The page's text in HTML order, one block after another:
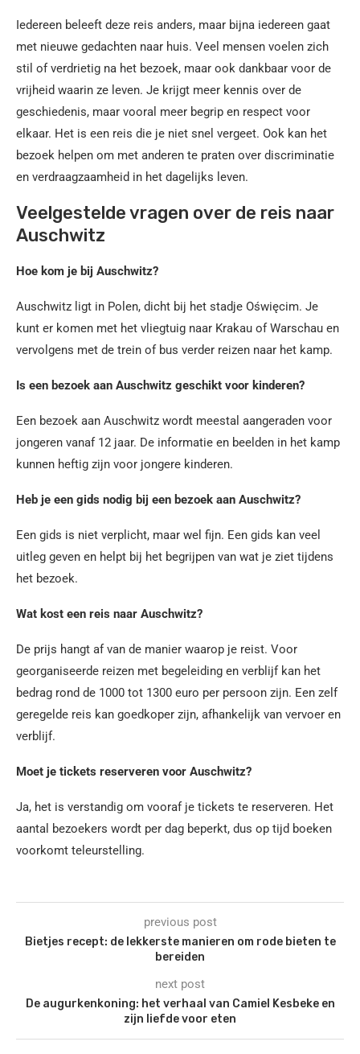
Iedereen beleeft deze reis anders, maar bijna iedereen gaat
met nieuwe gedachten naar huis. Veel mensen voelen zich
stil of verdrietig na het bezoek, maar ook dankbaar voor de
vrijheid waarin ze leven. Je krijgt meer kennis over de
geschiedenis, maar vooral meer begrip en respect voor
elkaar. Het is een reis die je niet snel vergeet. Ook kan het
bezoek helpen om met anderen te praten over discriminatie
en verdraagzaamheid in het dagelijks leven.
Veelgestelde vragen over de reis naar
Auschwitz
Hoe kom je bij Auschwitz?
Auschwitz ligt in Polen, dicht bij het stadje Oświęcim. Je
kunt er komen met het vliegtuig naar Krakau of Warschau en
vervolgens met de trein of bus verder reizen naar het kamp.
Is een bezoek aan Auschwitz geschikt voor kinderen?
Een bezoek aan Auschwitz wordt meestal aangeraden voor
jongeren vanaf 12 jaar. De informatie en beelden in het kamp
kunnen heftig zijn voor jongere kinderen.
Heb je een gids nodig bij een bezoek aan Auschwitz?
Een gids is niet verplicht, maar wel fijn. Een gids kan veel
uitleg geven en helpt bij het begrijpen van wat je ziet tijdens
het bezoek.
Wat kost een reis naar Auschwitz?
De prijs hangt af van de manier waarop je reist. Voor
georganiseerde reizen met begeleiding en verblijf kan het
bedrag rond de 1000 tot 1300 euro per persoon zijn. Een zelf
geregelde reis kan goedkoper zijn, afhankelijk van vervoer en
verblijf.
Moet je tickets reserveren voor Auschwitz?
Ja, het is verstandig om vooraf je tickets te reserveren. Het
aantal bezoekers wordt per dag beperkt, dus op tijd boeken
voorkomt teleurstelling.
previous post
Bietjes recept: de lekkerste manieren om rode bieten te
bereiden
next post
De augurkenkoning: het verhaal van Camiel Kesbeke en
zijn liefde voor eten